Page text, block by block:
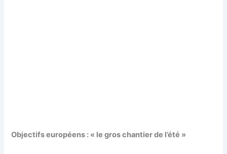
Objectifs européens : « le gros chantier de l’été »